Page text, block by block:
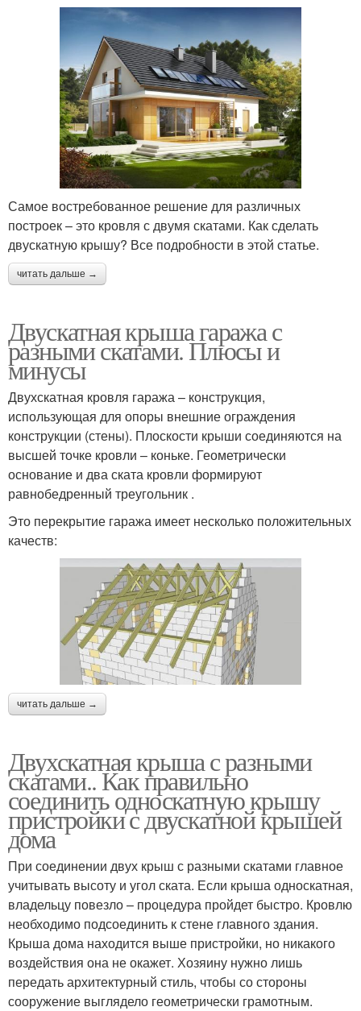
Самое востребованное решение для различных
построек – это кровля с двумя скатами. Как сделать
двускатную крышу? Все подробности в этой статье.
читать дальше →
Двускатная крыша гаража с
разными скатами. Плюсы и
минусы
Двухскатная кровля гаража – конструкция,
использующая для опоры внешние ограждения
конструкции (стены). Плоскости крыши соединяются на
высшей точке кровли – коньке. Геометрически
основание и два ската кровли формируют
равнобедренный треугольник .
Это перекрытие гаража имеет несколько положительных
качеств:
читать дальше →
Двухскатная крыша с разными
скатами.. Как правильно
соединить односкатную крышу
пристройки с двускатной крышей
дома
При соединении двух крыш с разными скатами главное
учитывать высоту и угол ската. Если крыша односкатная,
владельцу повезло – процедура пройдет быстро. Кровлю
необходимо подсоединить к стене главного здания.
Крыша дома находится выше пристройки, но никакого
воздействия она не окажет. Хозяину нужно лишь
передать архитектурный стиль, чтобы со стороны
сооружение выглядело геометрически грамотным.